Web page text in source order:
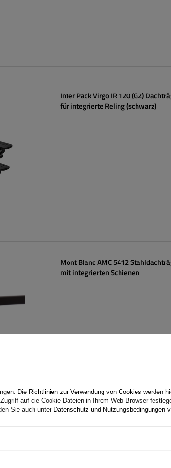
Inter Pack Virgo IR 120 (G2)
für integrierte Reling (schwarz)
Mont Blanc AMC 5412
mit integrierten Schienen
Die Richtlinien zur Verwendung von Cookies werden
auf die Cookie-Dateien in Ihrem Web-Browser
Sie auch unter Datenschutz und Nutzungsbedingungen